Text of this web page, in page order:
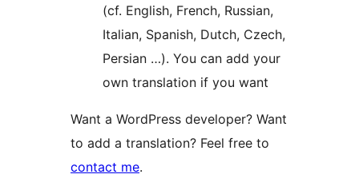
(cf. English, French, Russian,
Italian, Spanish, Dutch, Czech,
Persian …). You can add your
own translation if you want
Want a WordPress developer? Want
to add a translation? Feel free to
contact me.